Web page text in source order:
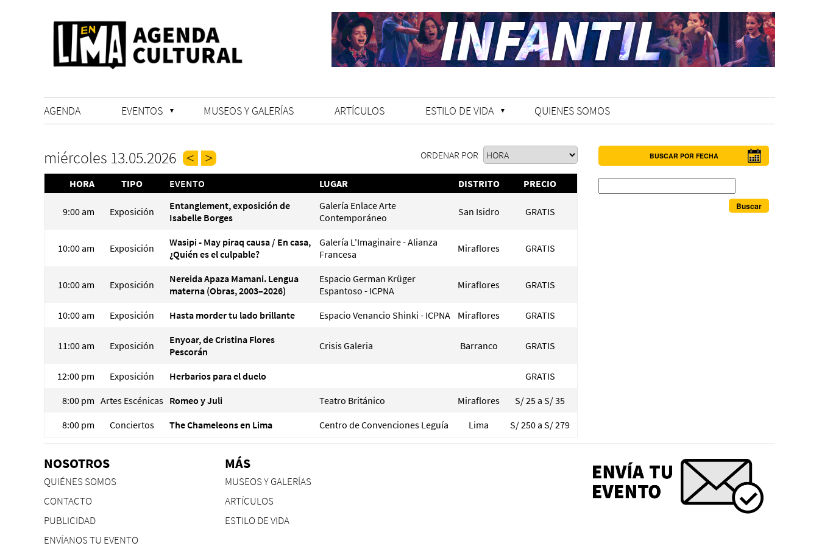
AGENDA EVENTOS MUSEOS Y GALERÍAS ARTÍCULOS ESTILO DE VIDA QUIENES SOMOS
miércoles 13.05.2026 ORDENAR POR
HORA TIPO EVENTO LUGAR DISTRITO PRECIO
9:00 am Exposición
Entanglement, exposición de
Isabelle Borges
Galería Enlace Arte
Contemporáneo
San Isidro GRATIS
10:00 am Exposición
Wasipi - May piraq causa / En casa,
¿Quién es el culpable?
Galería L'Imaginaire - Alianza
Francesa
Miraflores GRATIS
10:00 am Exposición
Nereida Apaza Mamani. Lengua
materna (Obras, 2003–2026)
Espacio German Krüger
Espantoso - ICPNA
Miraflores GRATIS
10:00 am Exposición Hasta morder tu lado brillante Espacio Venancio Shinki - ICPNA Miraflores GRATIS
11:00 am Exposición
Enyoar, de Cristina Flores
Pescorán
Crisis Galeria Barranco GRATIS
12:00 pm Exposición Herbarios para el duelo
GRATIS
8:00 pm Artes Escénicas Romeo y Juli Teatro Británico Miraflores
S/ 25 a S/ 35
8:00 pm
Conciertos The Chameleons en Lima Centro de Convenciones Leguía Lima S/ 250 a S/ 279
BUSCAR POR FECHA
NOSOTROS
QUIÉNES SOMOS
CONTACTO
PUBLICIDAD
ENVÍANOS TU EVENTO
MÁS
MUSEOS Y GALERÍAS
ARTÍCULOS
ESTILO DE VIDA